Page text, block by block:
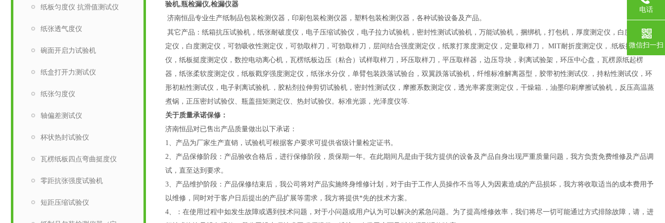
验机,瓶检漏仪,检漏仪器
济南恒品专业生产纸制品包装检测仪器，印刷包装检测仪器，塑料包装检测仪器，各种试验设备及产品。
其它产品：纸箱抗压试验机，纸张耐破度仪，电子压缩试验仪，电子拉力试验机，密封性测试试验机，万能试验机，捆绑机，打包机，厚度测定仪，白度色度测
定仪，白度测定仪，可勃吸收性测定仪，可勃取样刀，可勃取样刀，层间结合强度测定仪，纸浆打浆度测定仪，定量取样刀， MIT耐折度测定仪，.纸板挺度测定
仪，纸板挺度测定仪，数控电动离心机，瓦楞纸板边压（粘合）试样取样刀，环压取样刀，平压取样器，边压导块，剥离试验架，环压中心盘，瓦楞原纸起楞
器，纸张柔软度测定仪，纸板戳穿强度测定仪，纸张水分仪，单臂包装跌落试验台，双翼跌落试验机，纤维标准解离器型，胶带初性测试仪.，持粘性测试仪，环
形初粘性测试仪，电子剥离试验机.，胶粘剂拉伸剪切试验机，密封性测试仪，摩擦系数测定仪，透光率雾度测定仪，干燥箱.，油墨印刷摩擦试验机，反压高温蒸
煮锅，正压密封试验仪、瓶盖扭矩测定仪、热封试验仪。标准光源，光泽度仪等.
关于质量承诺保修：
济南恒品对已售出产品质量做出以下承诺：
1、产品为厂家生产直销，试验机可根据客户要求可提供省级计量检定证书。
2、产品保修阶段：产品验收合格后，进行保修阶段 ，质保期一年。在此期间凡是由于我方提供的设备及产品自身出现严重质量问题，我方负责免费维修及产品调
试，直至达到要求。
3、产品维护阶段：产品保修结束后，我公司将对产品实施终身维修计划，对于由于工作人员操作不当等人为因素造成的产品损坏，我方将收取适当的成本费用予
以维修，同时对于客户日后提出的产品扩展等需求，我方将提供*先的技术方案。
4、：在使用过程中如发生故障或遇到技术问题，对于小问题或用户认为可以解决的紧急问题。为了提高维修效率，我们将尽一切可能通过方式排除故障，请，进
纸板匀度仪 抗滑值测试仪
纸张透气度仪
碗面开启力试验机
纸盒打开力测试仪
纸张匀度仪
轴偏差测试仪
杯状热封试验仪
瓦楞纸板四点弯曲挺度仪
零距抗张强度试验机
短距压缩试验仪
电话
微信扫一扫